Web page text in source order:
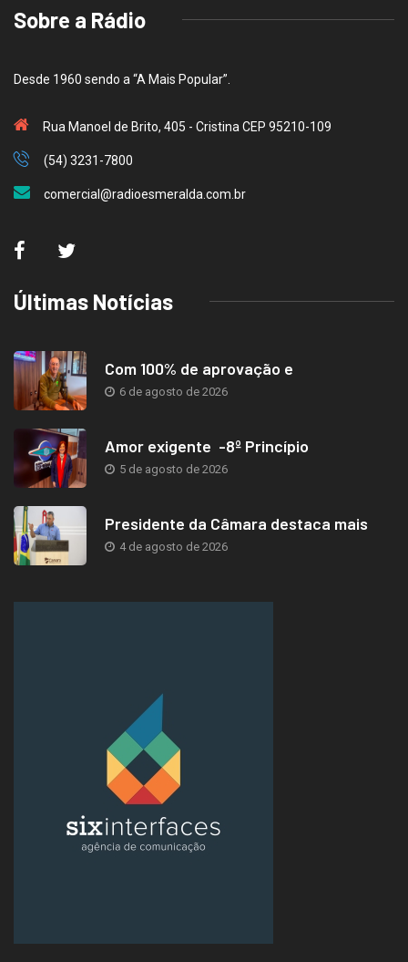
Sobre a Rádio
Desde 1960 sendo a “A Mais Popular”.
Rua Manoel de Brito, 405 - Cristina CEP 95210-109
(54) 3231-7800
comercial@radioesmeralda.com.br
Últimas Notícias
Com 100% de aprovação e
6 de agosto de 2026
Amor exigente -8º Princípio
5 de agosto de 2026
Presidente da Câmara destaca mais
4 de agosto de 2026